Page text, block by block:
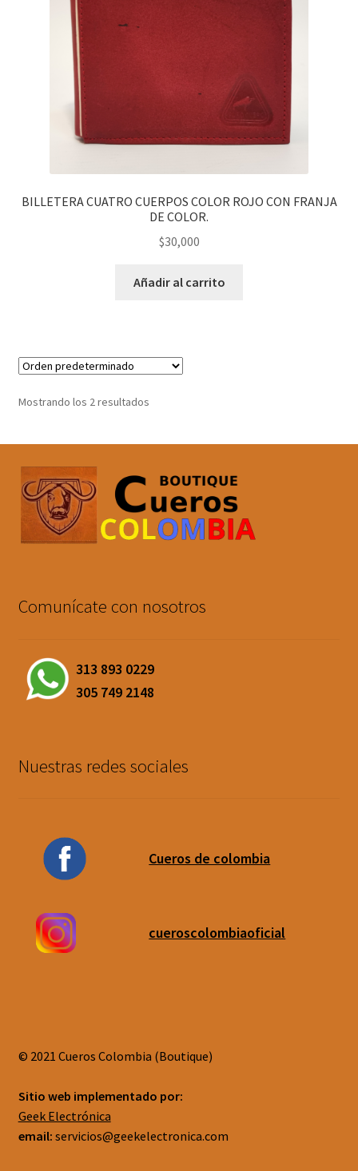
BILLETERA CUATRO CUERPOS COLOR ROJO CON FRANJA
DE COLOR.
$30,000
Añadir al carrito
Mostrando los 2 resultados
Comunícate con nosotros
313 893 0229
305 749 2148
Nuestras redes sociales
Cueros de colombia
cueroscolombiaoficial
© 2021 Cueros Colombia (Boutique)
Sitio web implementado por:
Geek Electrónica
email: servicios@geekelectronica.com